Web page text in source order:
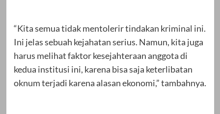
“Kita semua tidak mentolerir tindakan kriminal ini.
Ini jelas sebuah kejahatan serius. Namun, kita juga
harus melihat faktor kesejahteraan anggota di
kedua institusi ini, karena bisa saja keterlibatan
oknum terjadi karena alasan ekonomi,” tambahnya.